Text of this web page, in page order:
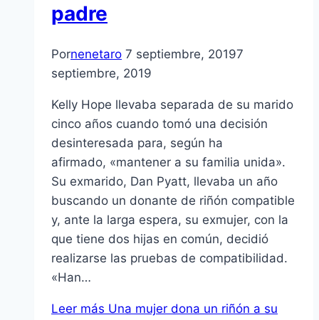
padre
Pornenetaro 7 septiembre, 20197
septiembre, 2019
Kelly Hope llevaba separada de su marido
cinco años cuando tomó una decisión
desinteresada para, según ha
afirmado, «mantener a su familia unida».
Su exmarido, Dan Pyatt, llevaba un año
buscando un donante de riñón compatible
y, ante la larga espera, su exmujer, con la
que tiene dos hijas en común, decidió
realizarse las pruebas de compatibilidad.
«Han…
Leer más Una mujer dona un riñón a su